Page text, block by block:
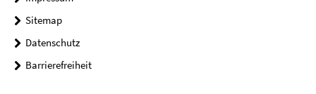
Sitemap
Datenschutz
Barrierefreiheit